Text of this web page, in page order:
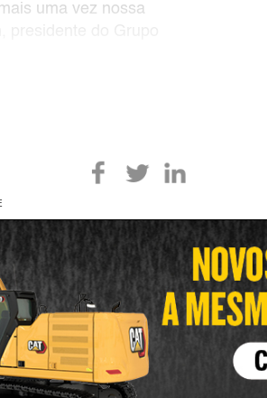
uma vez nossa